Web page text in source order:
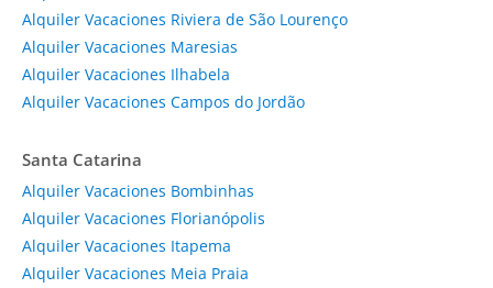
Alquiler Vacaciones Riviera de São Lourenço
Alquiler Vacaciones Maresias
Alquiler Vacaciones Ilhabela
Alquiler Vacaciones Campos do Jordão
Santa Catarina
Alquiler Vacaciones Bombinhas
Alquiler Vacaciones Florianópolis
Alquiler Vacaciones Itapema
Alquiler Vacaciones Meia Praia